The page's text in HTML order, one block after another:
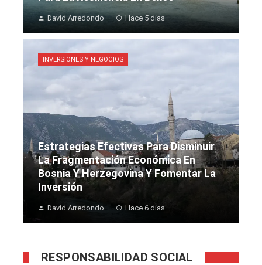
David Arredondo Hace 5 días
INVERSIONES Y NEGOCIOS
Estrategias Efectivas Para Disminuir
La Fragmentación Económica En
Bosnia Y Herzegovina Y Fomentar La
Inversión
David Arredondo Hace 6 días
RESPONSABILIDAD SOCIAL